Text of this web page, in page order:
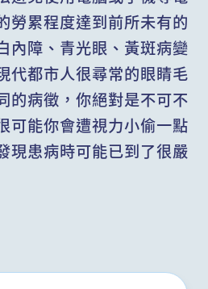
勞累程度達到前所未有的
內障、青光眼、黃斑病變
代都市人很尋常的眼睛毛
的病徵，你絕對是不可不
可能你會遭視力小偷一點
現患病時可能已到了很嚴